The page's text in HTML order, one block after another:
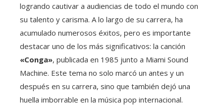
logrando cautivar a audiencias de todo el mundo con
su talento y carisma. A lo largo de su carrera, ha
acumulado numerosos éxitos, pero es importante
destacar uno de los más significativos: la canción
«Conga», publicada en 1985 junto a Miami Sound
Machine. Este tema no solo marcó un antes y un
después en su carrera, sino que también dejó una
huella imborrable en la música pop internacional.